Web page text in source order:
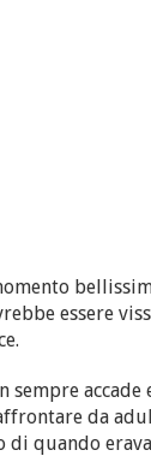
essere
sempre accade
da
di quando